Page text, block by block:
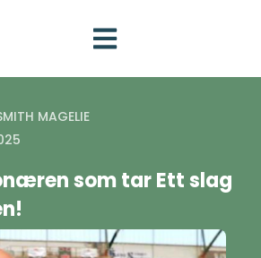
MAGELIE
som tar Ett slag